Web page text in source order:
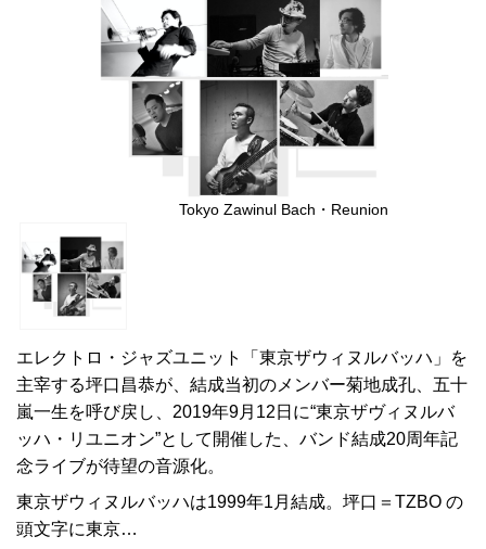
Tokyo Zawinul Bach・Reunion
エレクトロ・ジャズユニット「東京ザウィヌルバッハ」を
主宰する坪口昌恭が、結成当初のメンバー菊地成孔、五十
嵐一生を呼び戻し、2019年9月12日に“東京ザヴィヌルバ
ッハ・リユニオン”として開催した、バンド結成20周年記
念ライブが待望の音源化。
東京ザウィヌルバッハは1999年1月結成。坪口＝TZBO の
頭文字に東京…